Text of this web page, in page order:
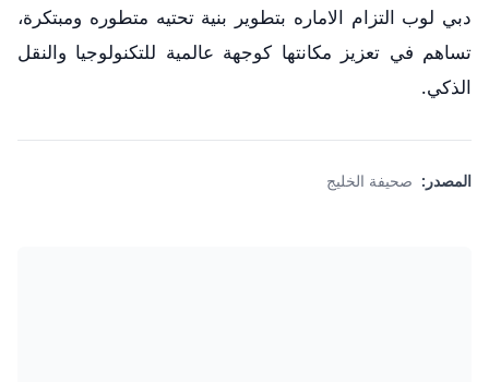
دبي لوب التزام الاماره بتطوير بنية تحتيه متطوره ومبتكرة،
تساهم في تعزيز مكانتها كوجهة عالمية للتكنولوجيا والنقل
الذكي.
المصدر: صحيفة الخليج